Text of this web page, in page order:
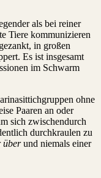
als bei reiner
Tiere kommunizieren
in großen
Es ist insgesamt
im Schwarm
ohne
Paaren an oder
sich zwischendurch
durchkraulen zu
überund niemals einer